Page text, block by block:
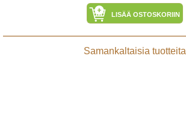
LISÄÄ OSTOSKORIIN
Samankaltaisia tuotteita